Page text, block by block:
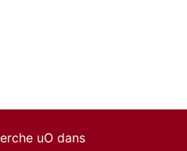
uO dans